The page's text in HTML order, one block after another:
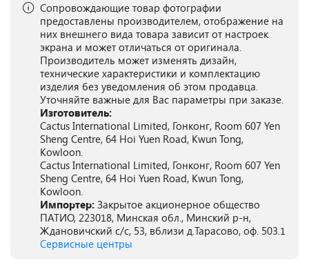
Сопровождающие товар фотографии
предоставлены производителем, отображение на
них внешнего вида товара зависит от настроек
экрана и может отличаться от оригинала.
Производитель может изменять дизайн,
технические характеристики и комплектацию
изделия без уведомления об этом продавца.
Уточняйте важные для Вас параметры при заказе.
Изготовитель:
Cactus International Limited, Гонконг, Room 607 Yen
Sheng Centre, 64 Hoi Yuen Road, Kwun Tong,
Kowloon.
Cactus International Limited, Гонконг, Room 607 Yen
Sheng Centre, 64 Hoi Yuen Road, Kwun Tong,
Kowloon.
Импортер: Закрытое акционерное общество
ПАТИО, 223018, Минская обл., Минский р-н,
Ждановичский с/с, 53, вблизи д.Тарасово, оф. 503.1
Сервисные центры